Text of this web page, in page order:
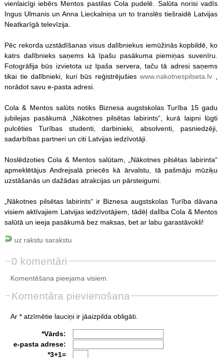
vienlaicīgi iebērs Mentos pastilas Cola pudelē. Salūta norisi vadīs
Ingus Ulmanis un Anna Lieckalniņa un to translēs tiešraidē Latvijas
Neatkarīgā televīzija.
Pēc rekorda uzstādīšanas visus dalībniekus iemūžinās kopbildē, ko
katrs dalībnieks saņems kā īpašu pasākuma piemiņas suvenīru.
Fotogrāfija būs izvietota uz īpaša servera, taču tā adresi saņems
tikai tie dalībnieki, kuri būs reģistrējušieswww.nakotnespilseta.lv
norādot savu e-pasta adresi.
Cola & Mentos salūts notiks Biznesa augstskolas Turība 15 gadu
jubilejas pasākumā „Nākotnes pilsētas labirints“, kurā laipni lūgti
pulcēties Turības studenti, darbinieki, absolventi, pasniedzēji,
sadarbības partneri un citi Latvijas iedzīvotāji.
Noslēdzoties Cola & Mentos salūtam, „Nākotnes pilsētas labirinta“
apmeklētājus Andrejsalā priecēs kā ārvalstu, tā pašmāju mūziķu
uzstāšanās un dažādas atrakcijas un pārsteigumi.
„Nākotnes pilsētas labirints“ ir Biznesa augstskolas Turība dāvana
visiem aktīvajiem Latvijas iedzīvotājiem, tādēļ dalība Cola & Mentos
salūtā un ieeja pasākumā bez maksas, bet ar labu garastāvokli!
uz rakstu sarakstu
0 komentāri
Komentēšana pieejama visiem.
Komentāra pievienošana
Ar * atzīmētie lauciņi ir jāaizpilda obligāti.
*Vārds:
e-pasta adrese:
*3+1=